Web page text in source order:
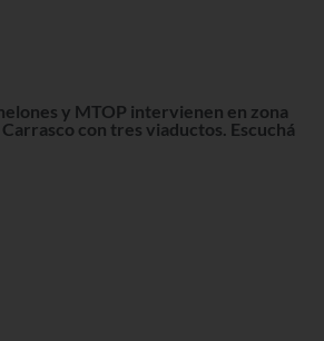
y MTOP intervienen en zona
con tres viaductos. Escuchá